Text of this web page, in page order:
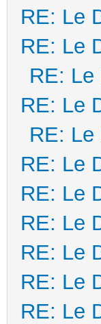
RE: Le
RE: Le
RE: Le
RE: Le
RE: Le
RE: Le
RE: Le
RE: Le
RE: Le
RE: Le
RE: Le